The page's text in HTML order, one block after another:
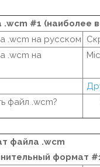
#1 (наиболее
.wcm на русском
.wcm на
файл .wcm?
файла .wcm
формат